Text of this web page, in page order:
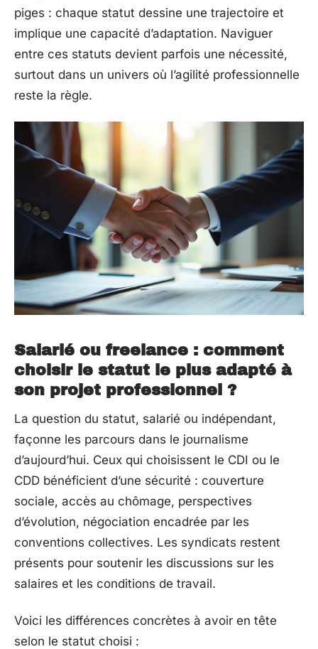
piges : chaque statut dessine une trajectoire et
implique une capacité d’adaptation. Naviguer
entre ces statuts devient parfois une nécessité,
surtout dans un univers où l’agilité professionnelle
reste la règle.
Salarié ou freelance : comment
choisir le statut le plus adapté à
son projet professionnel ?
La question du statut, salarié ou indépendant,
façonne les parcours dans le journalisme
d’aujourd’hui. Ceux qui choisissent le CDI ou le
CDD bénéficient d’une sécurité : couverture
sociale, accès au chômage, perspectives
d’évolution, négociation encadrée par les
conventions collectives. Les syndicats restent
présents pour soutenir les discussions sur les
salaires et les conditions de travail.
Voici les différences concrètes à avoir en tête
selon le statut choisi :